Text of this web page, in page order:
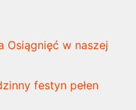
Osiągnięć w naszej
festyn pełen